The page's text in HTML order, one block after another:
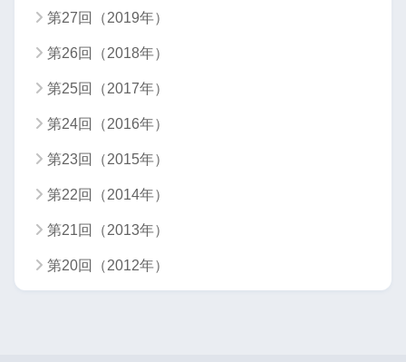
第27回（2019年）
第26回（2018年）
第25回（2017年）
第24回（2016年）
第23回（2015年）
第22回（2014年）
第21回（2013年）
第20回（2012年）